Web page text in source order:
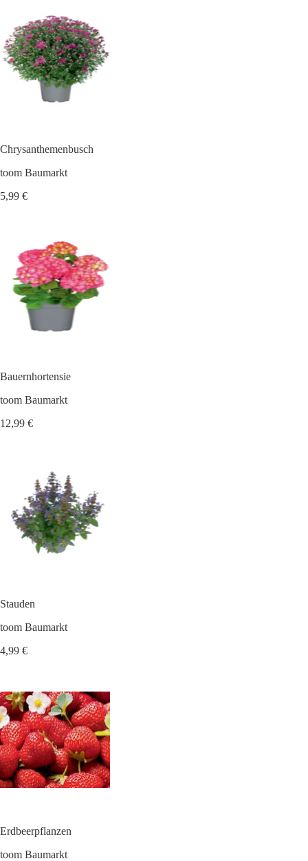
Chrysanthemenbusch
toom Baumarkt
5,99 €
Bauernhortensie
toom Baumarkt
12,99 €
Stauden
toom Baumarkt
4,99 €
Erdbeerpflanzen
toom Baumarkt